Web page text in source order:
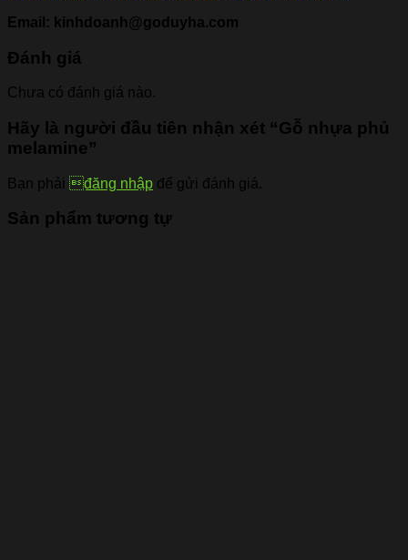
Email: kinhdoanh@goduyha.com
Đánh giá
Chưa có đánh giá nào.
Hãy là người đầu tiên nhận xét “Gỗ nhựa phủ
melamine”
Bạn phải đăng nhập để gửi đánh giá.
Sản phẩm tương tự